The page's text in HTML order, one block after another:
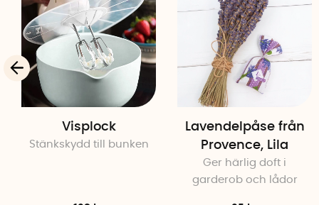
Visplock
Stänkskydd till bunken
Lavendelpåse från
Provence, Lila
Ger härlig doft i
garderob och lådor